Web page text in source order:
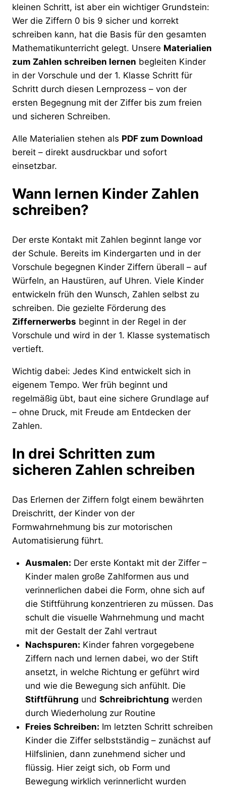
kleinen Schritt, ist aber ein wichtiger Grundstein:
Wer die Ziffern 0 bis 9 sicher und korrekt
schreiben kann, hat die Basis für den gesamten
Mathematikunterricht gelegt. Unsere Materialien
zum Zahlen schreiben lernen begleiten Kinder
in der Vorschule und der 1. Klasse Schritt für
Schritt durch diesen Lernprozess – von der
ersten Begegnung mit der Ziffer bis zum freien
und sicheren Schreiben.
Alle Materialien stehen als PDF zum Download
bereit – direkt ausdruckbar und sofort
einsetzbar.
Wann lernen Kinder Zahlen
schreiben?
Der erste Kontakt mit Zahlen beginnt lange vor
der Schule. Bereits im Kindergarten und in der
Vorschule begegnen Kinder Ziffern überall – auf
Würfeln, an Haustüren, auf Uhren. Viele Kinder
entwickeln früh den Wunsch, Zahlen selbst zu
schreiben. Die gezielte Förderung des
Ziffernerwerbs beginnt in der Regel in der
Vorschule und wird in der 1. Klasse systematisch
vertieft.
Wichtig dabei: Jedes Kind entwickelt sich in
eigenem Tempo. Wer früh beginnt und
regelmäßig übt, baut eine sichere Grundlage auf
– ohne Druck, mit Freude am Entdecken der
Zahlen.
In drei Schritten zum
sicheren Zahlen schreiben
Das Erlernen der Ziffern folgt einem bewährten
Dreischritt, der Kinder von der
Formwahrnehmung bis zur motorischen
Automatisierung führt.
Ausmalen: Der erste Kontakt mit der Ziffer –
Kinder malen große Zahlformen aus und
verinnerlichen dabei die Form, ohne sich auf
die Stiftführung konzentrieren zu müssen. Das
schult die visuelle Wahrnehmung und macht
mit der Gestalt der Zahl vertraut
Nachspuren: Kinder fahren vorgegebene
Ziffern nach und lernen dabei, wo der Stift
ansetzt, in welche Richtung er geführt wird
und wie die Bewegung sich anfühlt. Die
Stiftführung und Schreibrichtung werden
durch Wiederholung zur Routine
Freies Schreiben: Im letzten Schritt schreiben
Kinder die Ziffer selbstständig – zunächst auf
Hilfslinien, dann zunehmend sicher und
flüssig. Hier zeigt sich, ob Form und
Bewegung wirklich verinnerlicht wurden